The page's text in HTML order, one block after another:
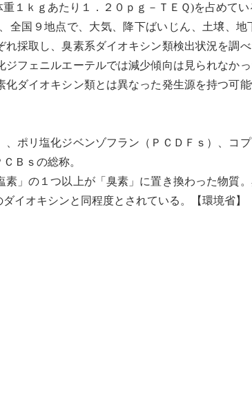
１ｋｇあたり１．２０ｐｇ－ＴＥＱ)を占めてい
全国９地点で、大気、 降下ばいじん 、土壌、 地
れ採取し、臭素系ダイオキシン類検出状況を調
ジフェニルエーテルでは減少傾向は見られなかっ
化ダイオキシン類とは異なった発生源を持つ可
ポリ塩化ジベンゾフラン （ＰＣＤＦｓ）、 コ
Ｂｓの総称。
素」の１つ以上が「臭素」に置き換わった物質
ダイオキシンと同程度とされている。【環境省】